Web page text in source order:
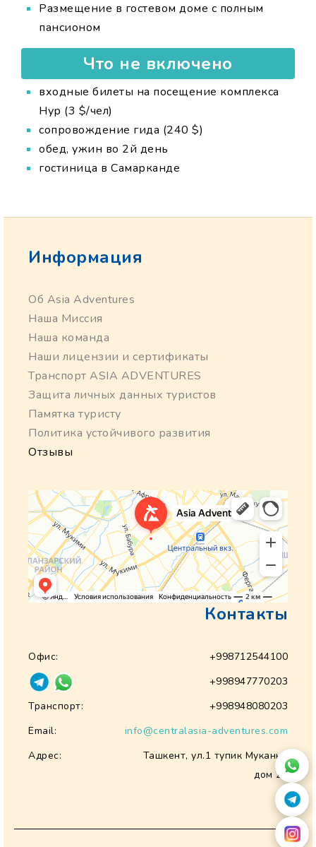
Размещение в гостевом доме с полным
пансионом
Что не включено
входные билеты на посещение комплекса
Нур (3 $/чел)
сопровождение гида (240 $)
обед, ужин во 2й день
гостиница в Самарканде
Информация
Об Asia Adventures
Наша Миссия
Наша команда
Наши лицензии и сертификаты
Транспорт ASIA ADVENTURES
Защита личных данных туристов
Памятка туристу
Политика устойчивого развития
Отзывы
Контакты
Офис:
+998712544100
+998947770203
Транспорт:
+998948080203
Email:
info@centralasia-adventures.com
Адрес:
Ташкент, ул.1 тупик Муканна
дом 28